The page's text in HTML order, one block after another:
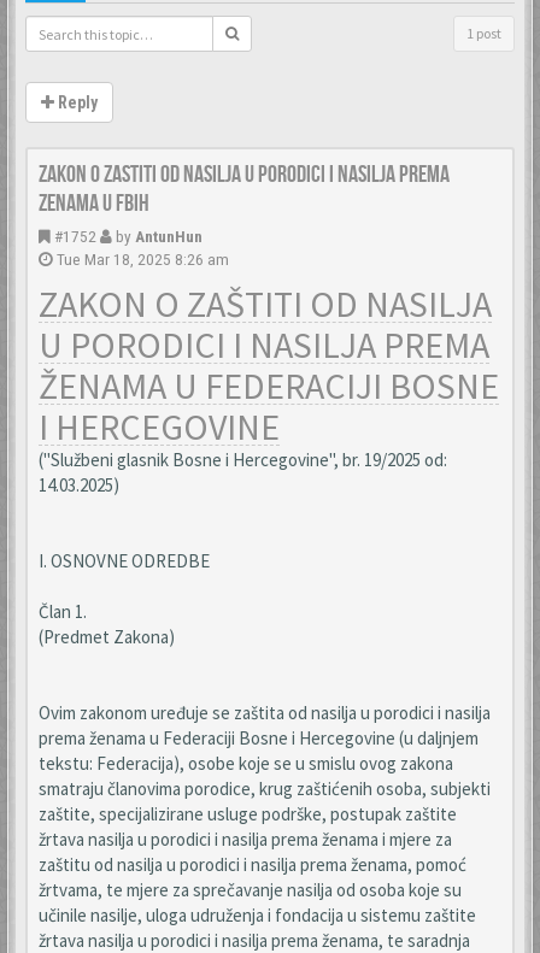
1 post
Reply
Zakon o zastiti od nasilja u porodici i nasilja prema
zenama u FBiH
#1752 by AntunHun
Tue Mar 18, 2025 8:26 am
ZAKON O ZAŠTITI OD NASILJA
U PORODICI I NASILJA PREMA
ŽENAMA U FEDERACIJI BOSNE
I HERCEGOVINE
("Službeni glasnik Bosne i Hercegovine", br. 19/2025 od:
14.03.2025)
I. OSNOVNE ODREDBE
Član 1.
(Predmet Zakona)
Ovim zakonom uređuje se zaštita od nasilja u porodici i nasilja
prema ženama u Federaciji Bosne i Hercegovine (u daljnjem
tekstu: Federacija), osobe koje se u smislu ovog zakona
smatraju članovima porodice, krug zaštićenih osoba, subjekti
zaštite, specijalizirane usluge podrške, postupak zaštite
žrtava nasilja u porodici i nasilja prema ženama i mjere za
zaštitu od nasilja u porodici i nasilja prema ženama, pomoć
žrtvama, te mjere za sprečavanje nasilja od osoba koje su
učinile nasilje, uloga udruženja i fondacija u sistemu zaštite
žrtava nasilja u porodici i nasilja prema ženama, te saradnja